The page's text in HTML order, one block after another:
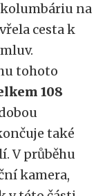
na
cesta k
tohoto
108
také
V průběhu
kamera,